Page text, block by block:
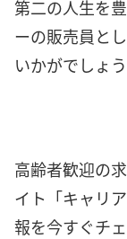
第二の人生を
ーの販売員と
いかがでしょ
高齢者歓迎の
イト「キャリ
報を今すぐチ